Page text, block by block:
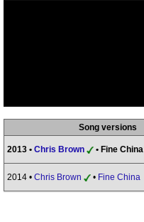
Song versions
2013 • Chris Brown • Fine China
2014 • Chris Brown • Fine China